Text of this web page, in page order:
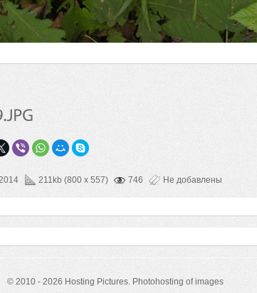
211kb (800 x 557) 746 Не добавлены
© 2010 - 2026 Hosting Pictures. Photohosting of images